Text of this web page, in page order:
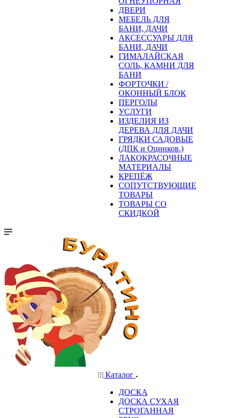
ДВЕРИ
МЕБЕЛЬ ДЛЯ
БАНИ, ДАЧИ
АКСЕССУАРЫ ДЛЯ
БАНИ, ДАЧИ
ГИМАЛАЙСКАЯ
СОЛЬ, КАМНИ ДЛЯ
БАНИ
ФОРТОЧКИ /
ОКОННЫЙ БЛОК
ПЕРГОЛЫ
УСЛУГИ
ИЗДЕЛИЯ ИЗ
ДЕРЕВА ДЛЯ ДАЧИ
ГРЯДКИ САДОВЫЕ
(ДПК и Оцинков.)
ЛАКОКРАСОЧНЫЕ
МАТЕРИАЛЫ
КРЕПЁЖ
СОПУТСТВУЮЩИЕ
ТОВАРЫ
ТОВАРЫ СО
СКИДКОЙ
Каталог
ДОСКА
ДОСКА СУХАЯ
СТРОГАННАЯ